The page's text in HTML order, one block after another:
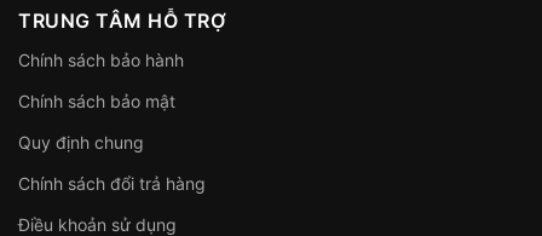
TRUNG TÂM HỖ TRỢ
Chính sách bảo hành
Chính sách bảo mật
Quy định chung
Chính sách đổi trả hàng
Điều khoản sử dụng